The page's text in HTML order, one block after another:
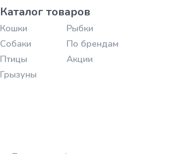
Каталог товаров
Кошки
Собаки
Птицы
Грызуны
Рыбки
По брендам
Акции